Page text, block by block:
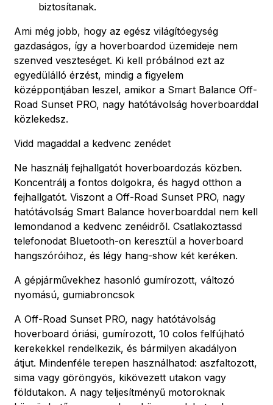
biztosítanak.
Ami még jobb, hogy az egész világítóegység
gazdaságos, így a hoverboardod üzemideje nem
szenved veszteséget. Ki kell próbálnod ezt az
egyedülálló érzést, mindig a figyelem
középpontjában leszel, amikor a Smart Balance Off-
Road Sunset PRO, nagy hatótávolság hoverboarddal
közlekedsz.
Vidd magaddal a kedvenc zenédet
Ne használj fejhallgatót hoverboardozás közben.
Koncentrálj a fontos dolgokra, és hagyd otthon a
fejhallgatót. Viszont a Off-Road Sunset PRO, nagy
hatótávolság Smart Balance hoverboarddal nem kell
lemondanod a kedvenc zenéidről. Csatlakoztassd
telefonodat Bluetooth-on keresztül a hoverboard
hangszóróihoz, és légy hang-show két keréken.
A gépjárművekhez hasonló gumírozott, változó
nyomású, gumiabroncsok
A Off-Road Sunset PRO, nagy hatótávolság
hoverboard óriási, gumírozott, 10 colos felfújható
kerekekkel rendelkezik, és bármilyen akadályon
átjut. Mindenféle terepen használhatod: aszfaltozott,
sima vagy göröngyös, kikövezett utakon vagy
földutakon. A nagy teljesítményű motoroknak